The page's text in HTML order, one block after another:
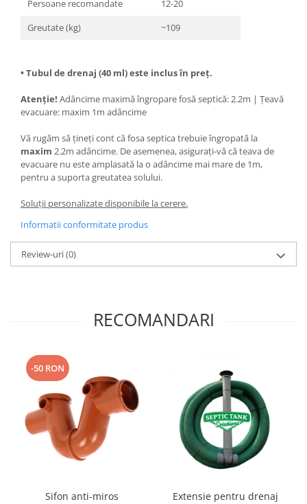
Persoane recomandate
12-20
Greutate (kg)
~109
• Tubul de drenaj (40 ml) este inclus în preț.
Atenție! Adâncime maximă îngropare fosă septică: 2.2m | Țeavă
evacuare: maxim 1m adâncime
Vă rugăm să țineți cont că fosa septica trebuie îngropată la
maxim 2.2m adâncime. De asemenea, asigurați-vă că teava de
evacuare nu este amplasată la o adâncime mai mare de 1m,
pentru a suporta greutatea solului.
Soluții personalizate disponibile la cerere.
Informatii conformitate produs
Review-uri(0)
RECOMANDARI
-50 RON
Sifon anti-miros
Extensie pentru drenaj